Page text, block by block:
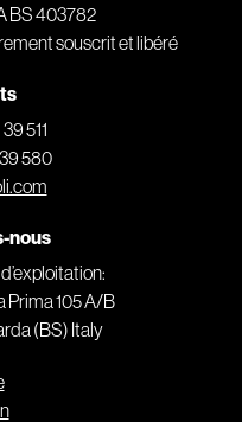
BS 403782
souscrit et libéré
511
580
nous
Prima 105 A/B
(BS) Italy